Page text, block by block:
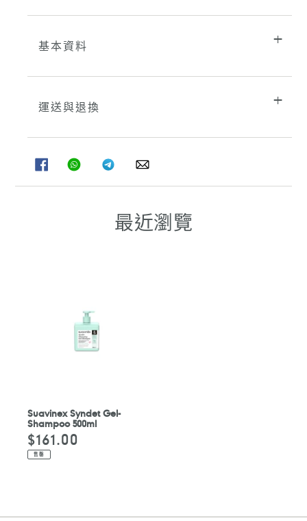
基本資料
運送與退換
FACEBOOK
分
享
WHATSAPPTELEGRAM
分
享
WHATSAPP
最近瀏覽
Suavinex Syndet Gel-
Shampoo 500ml
定
價
$161.00
售罄